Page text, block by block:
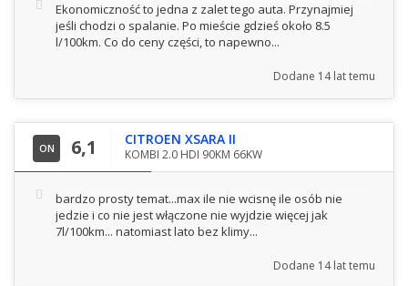
Ekonomiczność to jedna z zalet tego auta. Przynajmiej
jeśli chodzi o spalanie. Po mieście gdzieś około 8.5
l/100km. Co do ceny części, to napewno...
Dodane 14 lat temu
ON 6,1 CITROEN XSARA II
KOMBI 2.0 HDI 90KM 66KW
bardzo prosty temat...max ile nie wcisnę ile osób nie
jedzie i co nie jest włączone nie wyjdzie więcej jak
7l/100km... natomiast lato bez klimy...
Dodane 14 lat temu